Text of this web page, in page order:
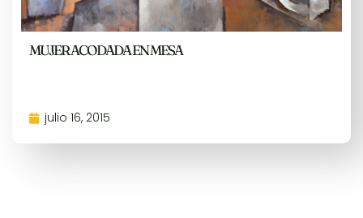
MUJER ACODADA EN MESA
julio 16, 2015